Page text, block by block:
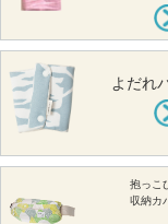
よだれ
抱っこ
収納カ